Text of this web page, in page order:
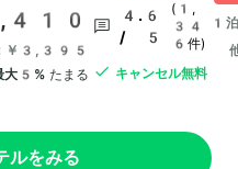
：￥3,395
大5% たまる
4.6
/ 5
(1,
34
6件)
キャンセル無料
1泊
ルをみる